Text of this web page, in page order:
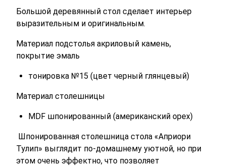
Большой деревянный стол сделает интерьер
выразительным и оригинальным.
Материал подстолья акриловый камень,
покрытие эмаль
тонировка №15 (цвет черный глянцевый)
Материал столешницы
MDF шпонированный (американский орех)
Шпонированная столешница стола «Априори
Тулип» выглядит по-домашнему уютной, но при
этом очень эффектно, что позволяет